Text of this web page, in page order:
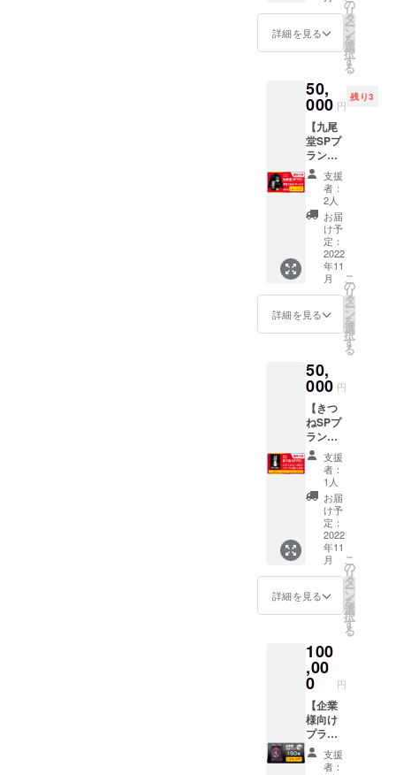
ザイン
ラック
Bパ
グレー
（Pepp
er）＋
デザイ
ン部/ブ
ラック
ボ
ディ：
コン
フォー
トカ
ラーズ
ガーメ
ントダ
イTシャ
刷：シ
ルクス
ン（表1
版/裏1
版）
約2時間
・ゲー
ム内容
（FUTA
RIASO
BI様
ペー
ジ）
https://f
utarias
obi.com
/superu
ndergro
undidol/
ラバー
製プレ
イマッ
カード
枠が印
刷され
たマッ
トと
なって
おり、
遊びや
すさが
アップ
しま
す。
「アク
リル製
デッキ
ド」 悪
魔とロ
をセッ
トでき
るスタ
ンドに
なりま
す。
セット
できる
カード
サイズ
はミニ
ユーロ
サイズ
（44×6
8mm）
り、同
サイズ
ゲーム
のカー
ドでも
使用す
ること
が可能
です。
「アク
リル製
料）
【詳
魔とロ
リータ
の基本
セット
です。
「悪魔
とロ
リータT
シャ
ツ」 イ
ラト
レー
ター
「シ
ウ」が
書き下
ろした
クター
をメイ
ンに、
両面に
ユニ
セック
スなデ
ザイン
を施し
たTシャ
ツとな
りま
す。生
地感と
色合い
わりの
ある
comfort
社のボ
ディを
使用
し、着
心地の
良いT
シャツ
となっ
ており
たのお
名前を
記載
（スペ
サンク
ス枠）
・あな
たの宗
教画風
イラス
ト（1
枚） ・
悪魔と
ロリー
タTシャ
ツ（1
枚） ・
プレイ
マット
（1枚）
・アク
ド（1
個） ・
アクリ
ル製の
ぞきコ
マ（1
個）
【金
額】 プ
ラン
50,000
円（送
料無
料）
【詳
細】
「製
の基本
セット
です。
「宗教
画風イ
ラス
ト」 悪
魔とロ
リータ
詳細を見る
の
リ
タ
ー
ン
を
選
択
す
る
50,
000 円
残り3
【九尾
堂SPプ
ラン】
☆限定5
個！ ★
製品（1
セッ
ト） ◎
ゲーム
内冊子
にあな
たのお
名前を
記載
（スペ
シャル
ス枠）
・特製
セミ
オー
ダー
シャツ
（1枚）
・悪魔
とロ
リータT
シャツ
（1枚）
・プレ
イマッ
ト（1
枚） ・
アクリ
ド（1
個） ・
アクリ
ル製の
ぞきコ
マ（1
個）
【金
額】 プ
支援
者：
2人
お届
け予
定：
2022
年11
月
詳細を見る
こ
の
リ
タ
ー
ン
を
選
択
す
る
50,
000 円
【きつ
ねSPプ
ラン】
☆限定5
個！ ★
製品（1
セッ
ト） ◎
ゲーム
内冊子
にあな
たのお
名前を
記載
（スペ
シャル
ス枠）
◎オン
ライン
インス
ト ・テ
ストプ
レイ版
悪魔と
ロリー
支援
者：
1人
お届
け予
定：
2022
年11
月
詳細を見る
こ
の
リ
タ
ー
ン
を
選
択
す
る
100
,00
0 円
【企業
様向け
プラン
(ライ
ト)】 ★
支援
者：